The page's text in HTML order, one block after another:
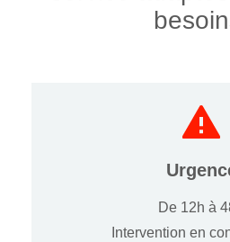
De 12h à
Intervention en